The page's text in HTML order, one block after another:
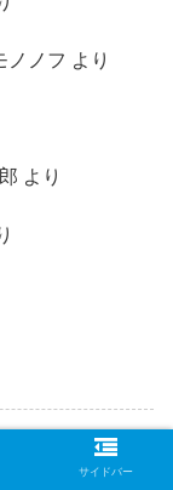
ノノフ より
より
サイドバー